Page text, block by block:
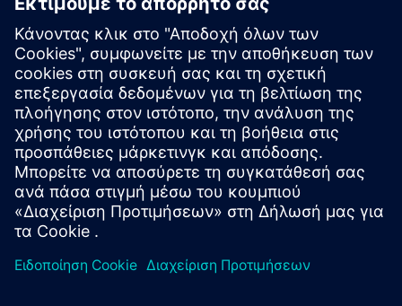
Chemicals
Batteries
Κίνηση
Service
Παρέχει μια υπηρεσία για ένα προϊόν/λύση Siemens
Xcelerator που βοηθά τον πελάτη να το υλοποιήσει, να το
ενσωματώσει, να το λειτουργήσει ή να το συντηρήσει